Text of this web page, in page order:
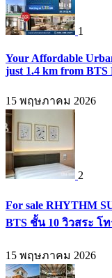
1
Your Affordable
just 1.4 km from BTS
15 พฤษภาคม 2026
2
For sale RHYTHM
BTS ชั้น 10 วิวสระ โท
15 พฤษภาคม 2026